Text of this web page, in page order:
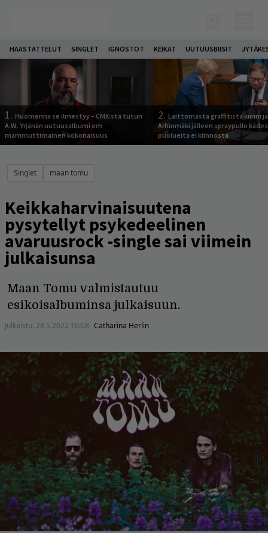
HAASTATTELUT SINGLET IGNOSTOT KEIKAT UUTUUSBIISIT
1. Huomenna se ilmestyy – CMX:stä tutun
A.W. Yrjänän uutuusalbumi om
mammuttimainen kokonaisuus
2. Laittomasta graffitista kiinni
Arhinmäki jälleen spraypullo
puolueita ei kiinnosta
Singlet maan tomu
Keikkaharvinaisuutena
pysytellyt psykedeelinen
avaruusrock -single sai viimein
julkaisunsa
Maan Tomu valmistautuu
esikoisalbuminsa julkaisuun.
Julkaistu: 28.5.2022 16:08 Catharina Herlin